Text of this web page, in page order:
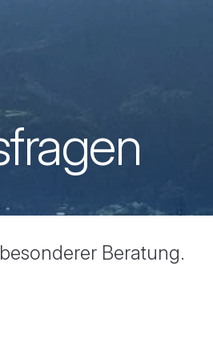
Beratung.